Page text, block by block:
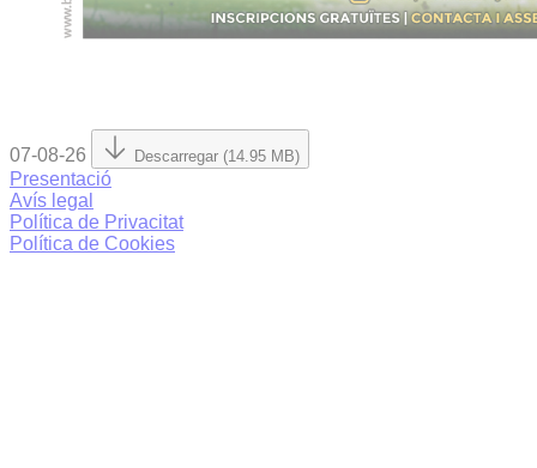
07-08-26 Descarregar (14.95 MB)
Presentació
Avís legal
Política de Privacitat
Política de Cookies